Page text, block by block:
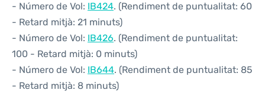
- Número de Vol: IB424. (Rendiment de puntualitat: 60
- Retard mitjà: 21 minuts)
- Número de Vol: IB426. (Rendiment de puntualitat:
100 - Retard mitjà: 0 minuts)
- Número de Vol: IB644. (Rendiment de puntualitat: 85
- Retard mitjà: 8 minuts)